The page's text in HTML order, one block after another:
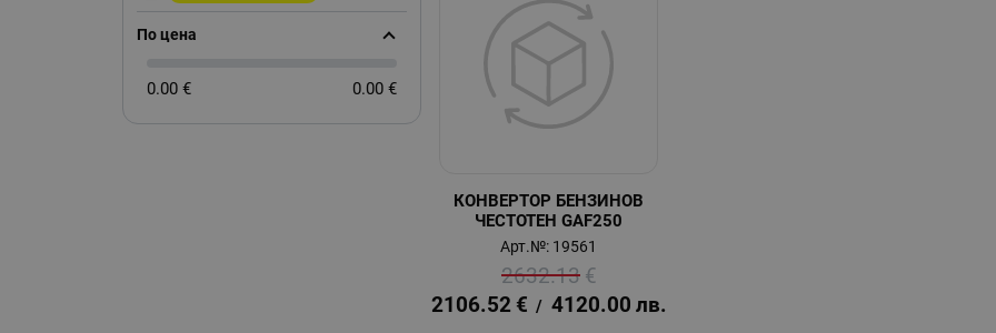
КОНВЕРТОР БЕНЗИНОВ
ЧЕСТОТЕН GAF250
Арт.№: 19561
2632.13 €
2106.52 € / 4120.00 лв.
По цена
0.00 € 0.00 €